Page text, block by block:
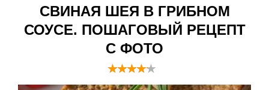
СВИНАЯ ШЕЯ В ГРИБНОМ
СОУСЕ. ПОШАГОВЫЙ РЕЦЕПТ
С ФОТО